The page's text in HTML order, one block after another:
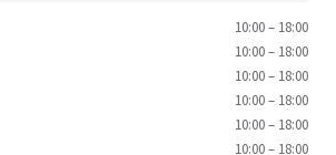
10:00– 18:00
10:00– 18:00
10:00– 18:00
10:00– 18:00
10:00– 18:00
10:00– 18:00